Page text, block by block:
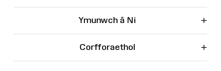
Ymunwch â Ni +
Corfforaethol +